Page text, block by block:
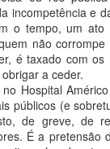
incompetência e
o tempo, um ato
não
é taxado com
a ceder.
Hospital
públicos (e
de greve, de
É a pretensão